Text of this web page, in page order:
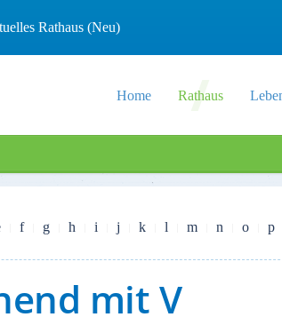
Rathaus (Neu)
Home Rathaus
f g h i j k l m n o p
mit V